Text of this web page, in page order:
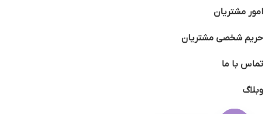
امور مشتریان
حریم شخصی مشتریان
تماس با ما
وبلاگ